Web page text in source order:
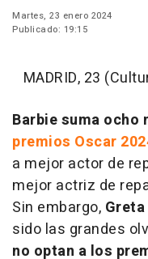
Martes, 23 enero 2024
Publicado: 19:15
MADRID, 23
Barbie suma ocho
premios Oscar
a mejor actor de
mejor actriz de
Sin embargo,
sido las grandes
no optan a los